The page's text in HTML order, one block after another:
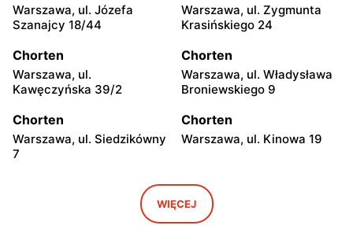
Warszawa, ul. Józefa
Szanajcy 18/44
Warszawa, ul. Zygmunta
Krasińskiego 24
Chorten
Warszawa, ul.
Kawęczyńska 39/2
Chorten
Warszawa, ul. Władysława
Broniewskiego 9
Chorten
Warszawa, ul. Siedzikówny
7
Chorten
Warszawa, ul. Kinowa 19
Chorten
Warszawa al. Stanów
Zjednoczonych 32/U1
WIĘCEJ